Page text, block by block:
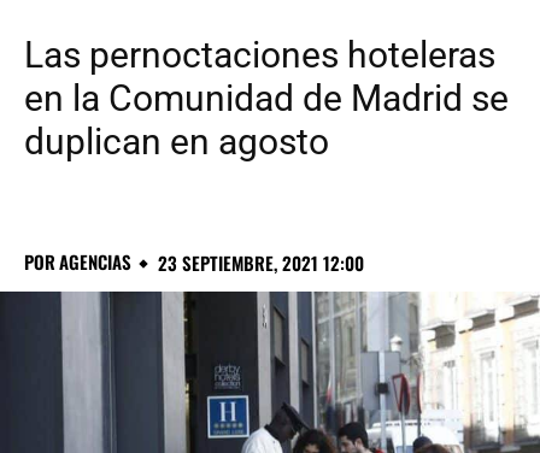
Las pernoctaciones hoteleras
en la Comunidad de Madrid se
duplican en agosto
PORAGENCIAS 23 SEPTIEMBRE, 2021 12:00